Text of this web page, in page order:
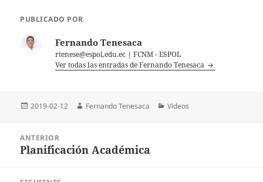
PUBLICADO POR
Fernando Tenesaca
rtenese@espol.edu.ec | FCNM - ESPOL
Ver todas las entradas de Fernando Tenesaca
Publicado
2019-02-12 Autor
Fernando Tenesaca Categorías
Videos
entradas
ANTERIOR
Entrada
Planificación Académica